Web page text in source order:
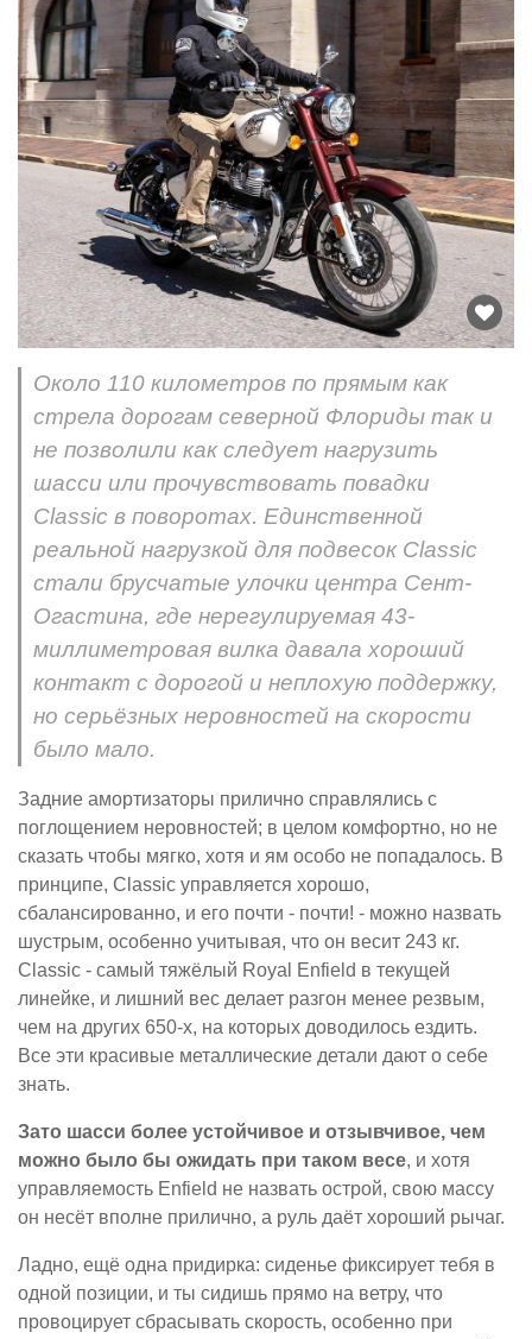
Около 110 километров по прямым как
стрела дорогам северной Флориды так и
не позволили как следует нагрузить
шасси или прочувствовать повадки
Classic в поворотах. Единственной
реальной нагрузкой для подвесок Classic
стали брусчатые улочки центра Сент-
Огастина, где нерегулируемая 43-
миллиметровая вилка давала хороший
контакт с дорогой и неплохую поддержку,
но серьёзных неровностей на скорости
было мало.
Задние амортизаторы прилично справлялись с
поглощением неровностей; в целом комфортно, но не
сказать чтобы мягко, хотя и ям особо не попадалось. В
принципе, Classic управляется хорошо,
сбалансированно, и его почти - почти! - можно назвать
шустрым, особенно учитывая, что он весит 243 кг.
Classic - самый тяжёлый Royal Enfield в текущей
линейке, и лишний вес делает разгон менее резвым,
чем на других 650-х, на которых доводилось ездить.
Все эти красивые металлические детали дают о себе
знать.
Зато шасси более устойчивое и отзывчивое, чем
можно было бы ожидать при таком весе, и хотя
управляемость Enfield не назвать острой, свою массу
он несёт вполне прилично, а руль даёт хороший рычаг.
Ладно, ещё одна придирка: сиденье фиксирует тебя в
одной позиции, и ты сидишь прямо на ветру, что
провоцирует сбрасывать скорость, особенно при